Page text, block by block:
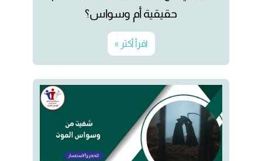
حقيقية أم وسواس؟
اقرأ أكثر »